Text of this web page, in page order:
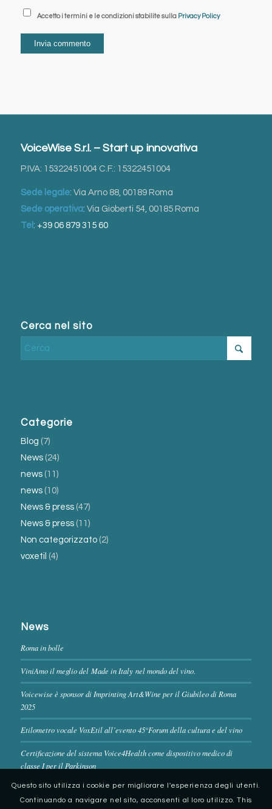
Accetto i termini e le condizioni stabilite sulla Privacy Policy
VoiceWise S.r.l. – Start up innovativa
P.IVA: 15322451004 C.F.: 15322451004
Sede legale: Via Arno 88, 00189 Roma
Sede operativa: Via Gioberti 54, 00185 Roma
Tel : +39 06 879 315 60
Cerca nel sito
Categorie
Blog (7)
News(24)
news(11)
news(10)
News & press(47)
News & press(11)
Non categorizzato(2)
voxetil (4)
News
Roma in bolle
ViniAmo il meglio del Made in Italy nel mondo del vino.
Voicewise è sponsor di Imprinting Art&Wine per il Giubileo di Roma
2025
Etilometro vocale VoxEtil all’evento 45°Forum della cultura e del vino
Certificazione del sistema Voice4Health come dispositivo medico di
classe I per il Parkinson
Questo sito utilizza i cookie per migliorare l'esperienza degli utenti.
Continuando a navigare nel sito, acconsenti al loro utilizzo. This